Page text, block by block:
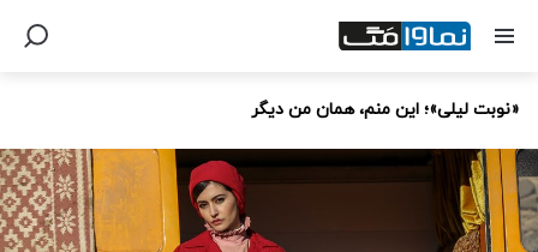
«نوبت لیلی»؛ این منم، همان من دیگر